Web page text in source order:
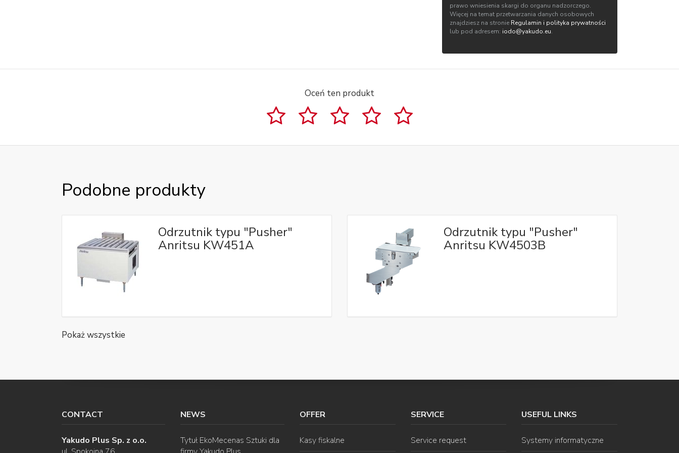
prawo wniesienia skargi do organu nadzorczego.
Więcej na temat przetwarzania danych osobowych
znajdziesz na stronie Regulamin i polityka prywatności
lub pod adresem: iodo@yakudo.eu.
Oceń ten produkt
Podobne produkty
Odrzutnik typu "Pusher"
Anritsu KW451A
Odrzutnik typu "Pusher"
Anritsu KW4503B
Pokaż wszystkie
CONTACT
Yakudo Plus Sp. z o.o.
NEWS
Tytuł EkoMecenas Sztuki dla
OFFER
Kasy fiskalne
SERVICE
Service request
USEFUL LINKS
Systemy informatyczne